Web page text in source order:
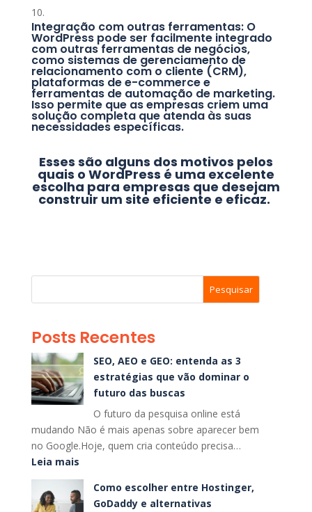
Integração com outras ferramentas: O
WordPress pode ser facilmente integrado
com outras ferramentas de negócios,
como sistemas de gerenciamento de
relacionamento com o cliente (CRM),
plataformas de e-commerce e
ferramentas de automação de marketing.
Isso permite que as empresas criem uma
solução completa que atenda às suas
necessidades específicas.
Esses são alguns dos motivos pelos
quais o WordPress é uma excelente
escolha para empresas que desejam
construir um site eficiente e eficaz.
Pesquisar
Posts Recentes
SEO, AEO e GEO: entenda as 3
estratégias que vão dominar o
futuro das buscas
O futuro da pesquisa online está
mudando Não é mais apenas sobre aparecer bem
no Google.Hoje, quem cria conteúdo precisa…
Leia mais:
SEO,
AEOComo escolher entre Hostinger,
GoDaddy e alternativas